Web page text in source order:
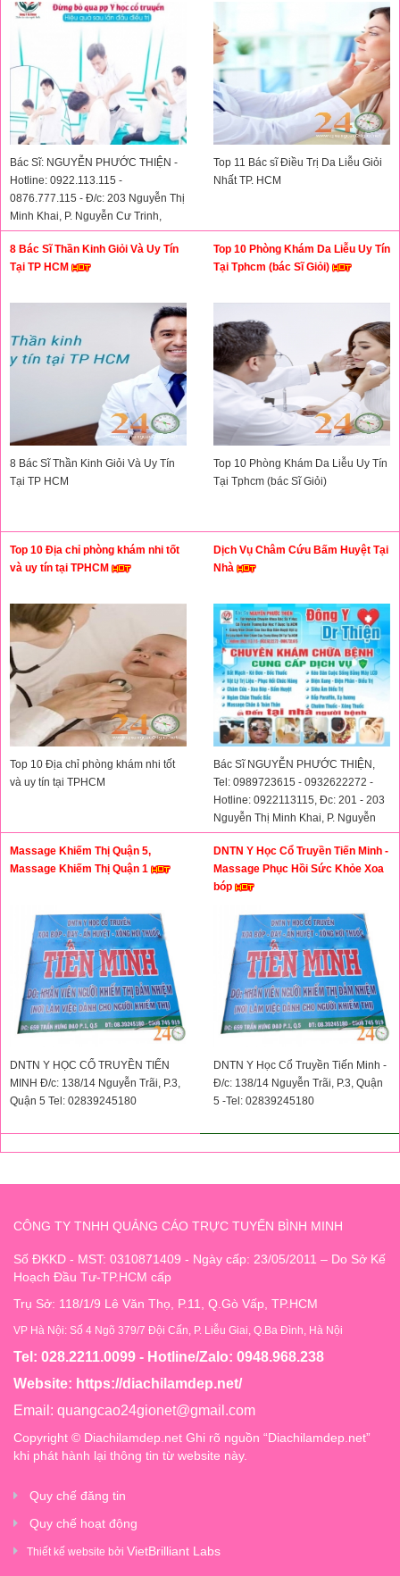
Bác Sĩ: NGUYỄN PHƯỚC THIỆN -
Hotline: 0922.113.115 -
0876.777.115 - Đ/c: 203 Nguyễn Thị
Minh Khai, P. Nguyễn Cư Trinh,
Quận 1
Top 11 Bác sĩ Điều Trị Da Liễu Giỏi
Nhất TP. HCM
8 Bác Sĩ Thần Kinh Giỏi Và Uy Tín
Tại TP HCM
8 Bác Sĩ Thần Kinh Giỏi Và Uy Tín
Tại TP HCM
Top 10 Phòng Khám Da Liễu Uy Tín
Tại Tphcm (bác Sĩ Giỏi)
Top 10 Phòng Khám Da Liễu Uy Tín
Tại Tphcm (bác Sĩ Giỏi)
Top 10 Địa chỉ phòng khám nhi tốt
và uy tín tại TPHCM
Top 10 Địa chỉ phòng khám nhi tốt
và uy tín tại TPHCM
Dịch Vụ Châm Cứu Bấm Huyệt Tại
Nhà
Bác Sĩ NGUYỄN PHƯỚC THIỆN,
Tel: 0989723615 - 0932622272 -
Hotline: 0922113115, Ðc: 201 - 203
Nguyễn Thị Minh Khai, P. Nguyễn
Cư Trinh, Quận 1, TPHCM.
Massage Khiếm Thị Quận 5,
Massage Khiếm Thị Quận 1
DNTN Y HỌC CỔ TRUYỀN TIẾN
MINH Đ/c: 138/14 Nguyễn Trãi, P.3,
Quận 5 Tel: 02839245180
DNTN Y Học Cổ Truyền Tiến Minh -
Massage Phục Hồi Sức Khỏe Xoa
bóp
DNTN Y Học Cổ Truyền Tiến Minh -
Đ/c: 138/14 Nguyễn Trãi, P.3, Quận
5 -Tel: 02839245180
CÔNG TY TNHH QUẢNG CÁO TRỰC TUYẾN BÌNH MINH
Số ĐKKD - MST: 0310871409 - Ngày cấp: 23/05/2011 – Do Sở Kế
Hoạch Đầu Tư-TP.HCM cấp
Trụ Sở: 118/1/9 Lê Văn Thọ, P.11, Q.Gò Vấp, TP.HCM
VP Hà Nội: Số 4 Ngõ 379/7 Đội Cấn, P. Liễu Giai, Q.Ba Đình, Hà Nội
Tel: 028.2211.0099 - Hotline/Zalo: 0948.968.238
Website: https://diachilamdep.net/
Email: quangcao24gionet@gmail.com
Copyright © Diachilamdep.net Ghi rõ nguồn “Diachilamdep.net”
khi phát hành lại thông tin từ website này.
Quy chế đăng tin
Quy chế hoạt động
Thiết kế website bởi VietBrilliant Labs